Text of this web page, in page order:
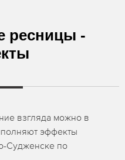
ресницы -
взгляда можно в
эффекты
Судженске по